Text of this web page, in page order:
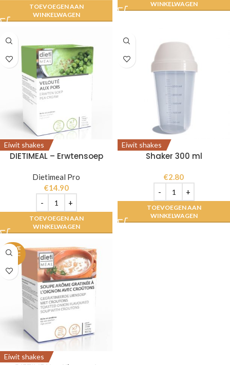
TOEVOEGEN AAN
WINKELWAGEN
WINKELWAGEN
Eiwit shakes
DIETIMEAL – Erwtensoep
Dietimeal Pro
€14.90
TOEVOEGEN AAN
WINKELWAGEN
Eiwit shakes
Shaker 300 ml
€2.80
TOEVOEGEN AAN
WINKELWAGEN
UITVE
RKOC
Eiwit shakes